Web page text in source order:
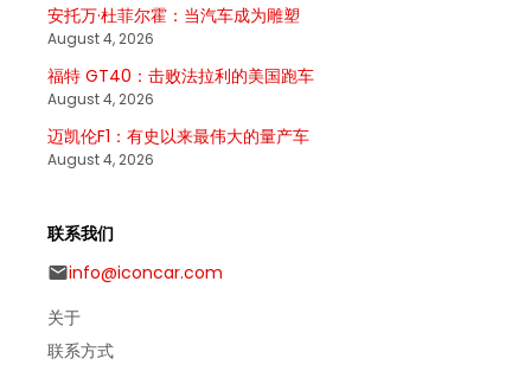
安托万·杜菲尔霍：当汽车成为雕塑
August 4, 2026
福特 GT40：击败法拉利的美国跑车
August 4, 2026
迈凯伦F1：有史以来最伟大的量产车
August 4, 2026
联系我们
info@iconcar.com
关于
联系方式